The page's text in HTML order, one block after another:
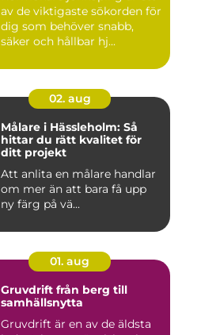
av de viktigaste sökorden för
dig som behöver snabb,
säker och hållbar hj...
02. aug
Målare i Hässleholm: Så
hittar du rätt kvalitet för
ditt projekt
Att anlita en målare handlar
om mer än att bara få upp
ny färg på vä...
01. aug
Gruvdrift från berg till
samhällsnytta
Gruvdrift är en av de äldsta